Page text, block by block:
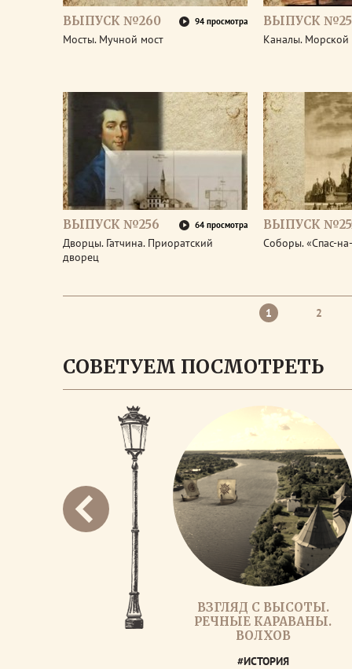
ВЫПУСК №260 94 просмотра
Мосты. Мучной мост
ВЫПУСК
Каналы. Морской
ВЫПУСК №256 64 просмотра
Дворцы. Гатчина. Приоратский
дворец
ВЫПУСК
Соборы. «Спас-
1 2
СОВЕТУЕМ ПОСМОТРЕТЬ
ВЗГЛЯД С ВЫСОТЫ.
РЕЧНЫЕ КАРАВАНЫ.
ВОЛХОВ
#ИСТОРИЯ